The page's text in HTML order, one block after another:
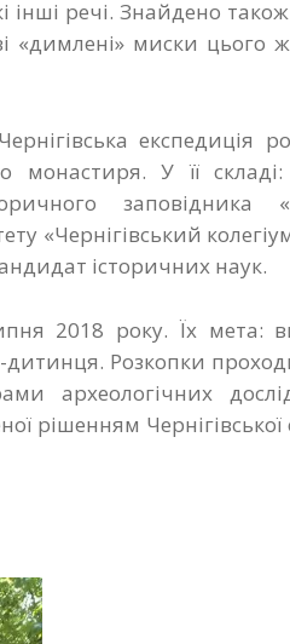
інші речі. Знайдено
«димлені» миски цього
експедиція
монастиря. У її складі:
заповідника
«Чернігівський
історичних наук.
2018 року. Їх мета:
дитинця. Розкопки
археологічних
рішенням Чернігівської